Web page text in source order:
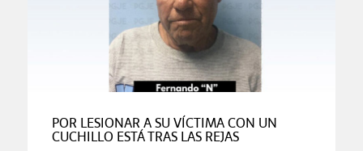
POR LESIONAR A SU VÍCTIMA CON UN
CUCHILLO ESTÁ TRAS LAS REJAS